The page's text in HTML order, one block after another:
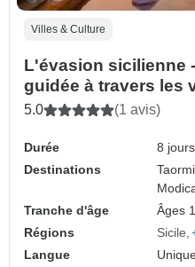
Villes & Culture
L'évasion sicilienne
guidée à travers les
joyaux de la côte
5.0 (1 avis)
Durée
8 jours
Destinations
Tranche d'âge
Âges
Régions
Sicile
Langue